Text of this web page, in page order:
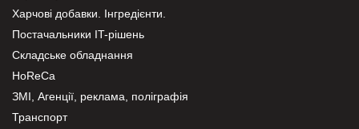
Харчові добавки. Інгредієнти.
Постачальники IT-рішень
Складське обладнання
HoReCa
ЗМІ, Агенції, реклама, поліграфія
Транспорт